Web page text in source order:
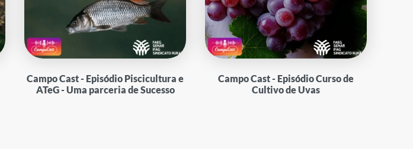
Campo Cast - Episódio Piscicultura e
ATeG - Uma parceria de Sucesso
Campo Cast - Episódio Curso de
Cultivo de Uvas